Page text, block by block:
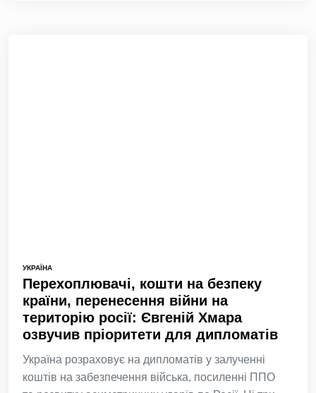
УКРАЇНА
Перехоплювачі, кошти на безпеку
країни, перенесення війни на
територію росії: Євгеній Хмара
озвучив пріоритети для дипломатів
Україна розраховує на дипломатів у залученні
коштів на забезпечення війська, посиленні ППО